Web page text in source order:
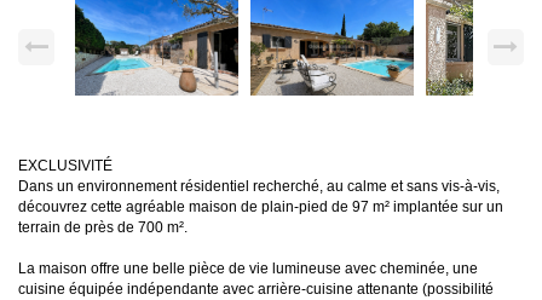
EXCLUSIVITÉ
Dans un environnement résidentiel recherché, au calme et sans vis-à-vis,
découvrez cette agréable maison de plain-pied de 97 m² implantée sur un
terrain de près de 700 m².
La maison offre une belle pièce de vie lumineuse avec cheminée, une
cuisine équipée indépendante avec arrière-cuisine attenante (possibilité